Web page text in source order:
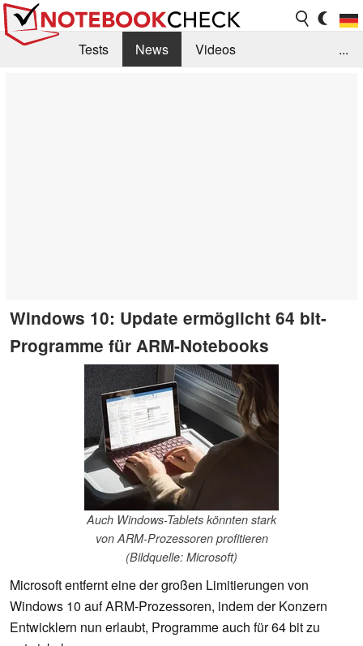
Tests News
Videos
...
Windows 10: Update ermöglicht 64 bit-
Programme für ARM-Notebooks
Auch Windows-Tablets könnten stark
von ARM-Prozessoren profitieren
(Bildquelle: Microsoft)
Microsoft entfernt eine der großen Limitierungen von
Windows 10 auf ARM-Prozessoren, indem der Konzern
Entwicklern nun erlaubt, Programme auch für 64 bit zu